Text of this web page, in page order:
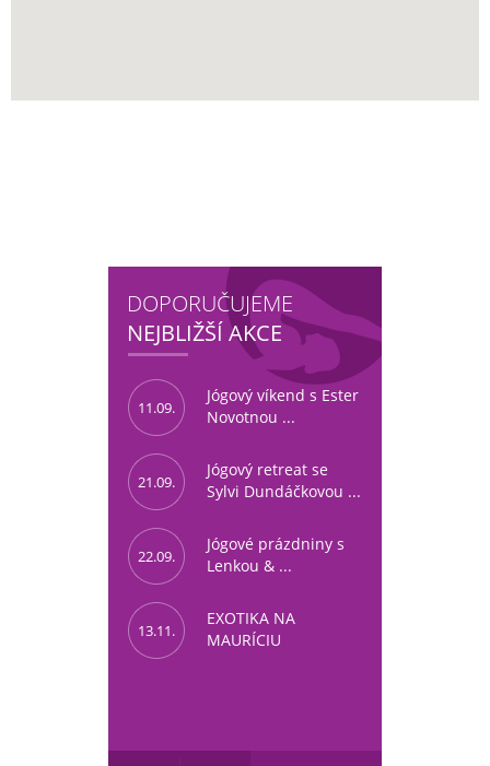
DOPORUČUJEME
NEJBLIŽŠÍ AKCE
11.09.
Jógový víkend s Ester
Novotnou ...
21.09.
Jógový retreat se
Sylvi Dundáčkovou ...
22.09.
Jógové prázdniny s
Lenkou & ...
13.11.
EXOTIKA NA
MAURÍCIU